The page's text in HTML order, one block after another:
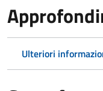
Ulteriori